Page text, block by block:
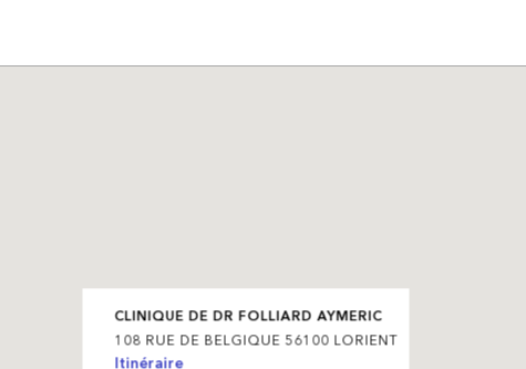
CLINIQUE DE DR FOLLIARD AYMERIC
108 RUE DE BELGIQUE 56100 LORIENT
Itinéraire